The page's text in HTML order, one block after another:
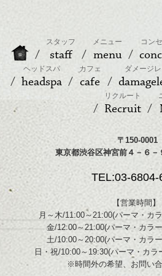
スタッフ
staff
メニュー
menu
コン
ヘッドスパ
headspa
カフェ
cafe
ダメージレ
リクルート
Recruit
〒150-0001
東京都渋谷区神宮前４－６－
TEL:03-6804-
【営業時間】
月～木/11:00～21:00(パーマ・カ
金/12:00～21:00(パーマ・カラ
土/10:00～20:00(パーマ・カラ
日・祝/10:00～19:30(パーマ・カラ
※時間外の希望、お問い